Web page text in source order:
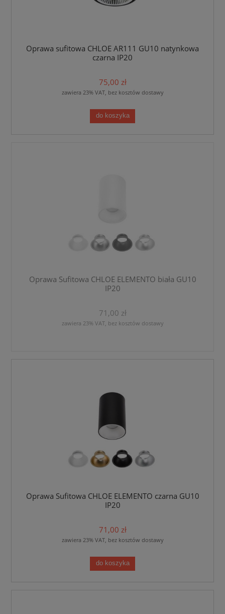
Oprawa sufitowa CHLOE AR111 GU10 natynkowa
czarna IP20
75,00 zł
zawiera 23% VAT, bez kosztów dostawy
do koszyka
Oprawa Sufitowa CHLOE ELEMENTO biała GU10
IP20
71,00 zł
zawiera 23% VAT, bez kosztów dostawy
Oprawa Sufitowa CHLOE ELEMENTO czarna GU10
IP20
71,00 zł
zawiera 23% VAT, bez kosztów dostawy
do koszyka